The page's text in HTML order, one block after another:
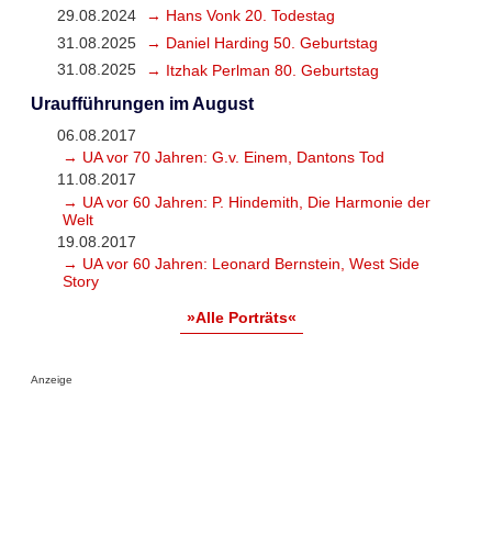
29.08.2024
→ Hans Vonk 20. Todestag
31.08.2025
→ Daniel Harding 50. Geburtstag
31.08.2025
→ Itzhak Perlman 80. Geburtstag
Uraufführungen im August
06.08.2017
→ UA vor 70 Jahren: G.v. Einem, Dantons Tod
11.08.2017
→ UA vor 60 Jahren: P. Hindemith, Die Harmonie der
Welt
19.08.2017
→ UA vor 60 Jahren: Leonard Bernstein, West Side
Story
»Alle Porträts«
Anzeige